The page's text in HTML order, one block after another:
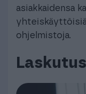
asiakkaidensa
ohjelmistoja.
Laskutus